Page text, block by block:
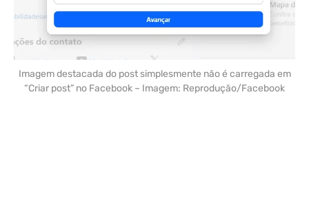
Imagem destacada do post simplesmente não é carregada em
“Criar post” no Facebook – Imagem: Reprodução/Facebook